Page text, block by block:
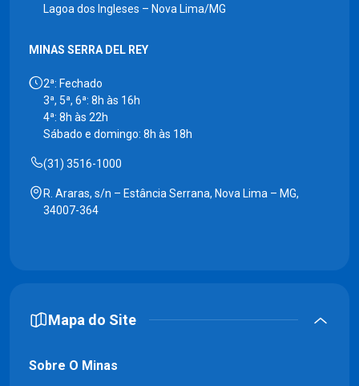
Lagoa dos Ingleses – Nova Lima/MG
MINAS SERRA DEL REY
2ª: Fechado
3ª, 5ª, 6ª: 8h às 16h
4ª: 8h às 22h
Sábado e domingo: 8h às 18h
(31) 3516-1000
R. Araras, s/n – Estância Serrana, Nova Lima – MG,
34007-364
Mapa do Site
Sobre O Minas